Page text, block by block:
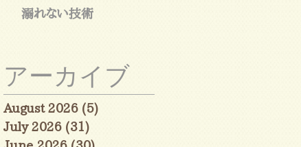
溺れない技術
アーカイブ
August 2026 (5)
July 2026 (31)